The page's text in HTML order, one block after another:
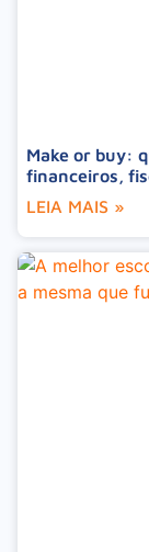
Make or buy:
financeiros,
LEIA MAIS »